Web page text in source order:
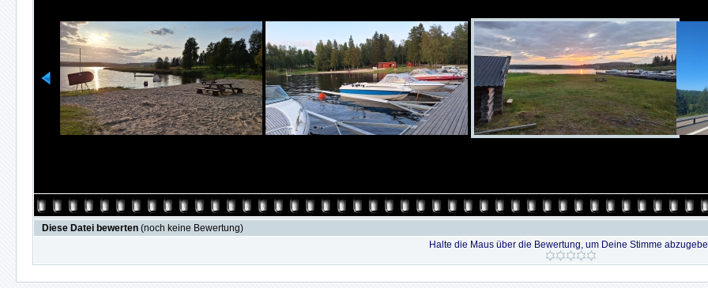
Diese Datei bewerten (noch keine Bewertung)
Halte die Maus über die Bewertung, um Deine Stimme